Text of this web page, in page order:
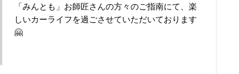
「みんとも」お師匠さんの方々のご指南にて、楽
しいカーライフを過ごさせていただいております
🤗